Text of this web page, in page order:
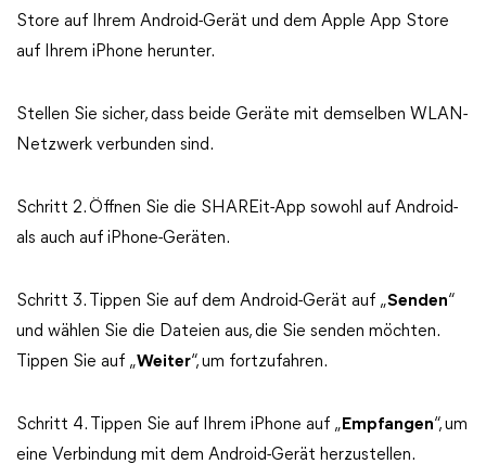
Store auf Ihrem Android-Gerät und dem Apple App Store
auf Ihrem iPhone herunter.
Stellen Sie sicher, dass beide Geräte mit demselben WLAN-
Netzwerk verbunden sind.
Schritt 2. Öffnen Sie die SHAREit-App sowohl auf Android-
als auch auf iPhone-Geräten.
Schritt 3. Tippen Sie auf dem Android-Gerät auf „Senden“
und wählen Sie die Dateien aus, die Sie senden möchten.
Tippen Sie auf „Weiter“, um fortzufahren.
Schritt 4. Tippen Sie auf Ihrem iPhone auf „ Empfangen“, um
eine Verbindung mit dem Android-Gerät herzustellen.